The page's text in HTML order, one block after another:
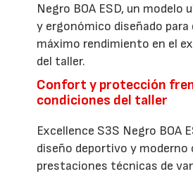
Negro BOA ESD, un
y ergonómico diseñado para
máximo rendimiento en el
del taller.
Confort y protección
condiciones del taller
Excellence S3S Negro BOA
diseño deportivo y moderno
prestaciones técnicas de